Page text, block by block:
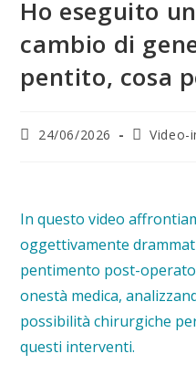
Ho eseguito
cambio di
pentito, cosa
24/06/2026 Video-
In questo video
oggettivamente
pentimento post-
onestà medica,
possibilità chirurgiche
questi interventi.